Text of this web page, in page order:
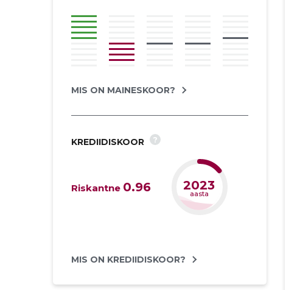
MIS ON MAINESKOOR?
KREDIIDISKOOR ?
Riskantne 0.96 2025
aasta
MIS ON KREDIIDISKOOR?
Saaja e-mail
Saaja e-mail
Saaja e-mail